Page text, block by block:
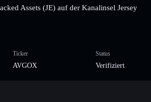
Assets (JE) auf der Kanalinsel Jersey
Ticker
AVGOX
Status
Verifiziert